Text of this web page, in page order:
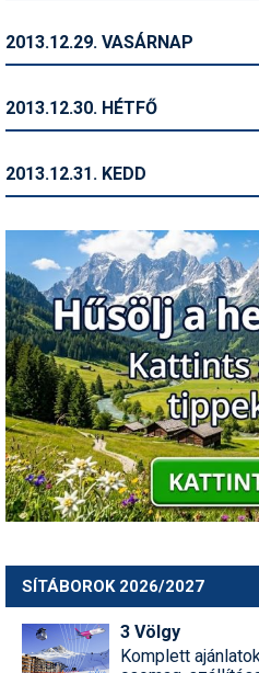
2013.12.29. VASÁRNAP
2013.12.30. HÉTFŐ
2013.12.31. KEDD
SÍTÁBOROK 2026/2027
3 Völgy
Komplett